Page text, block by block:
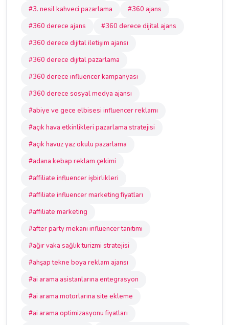
#3. nesil kahveci pazarlama
#360 ajans
#360 derece ajans
#360 derece dijital ajans
#360 derece dijital iletişim ajansı
#360 derece dijital pazarlama
#360 derece influencer kampanyası
#360 derece sosyal medya ajansı
#abiye ve gece elbisesi influencer reklamı
#açık hava etkinlikleri pazarlama stratejisi
#açık havuz yaz okulu pazarlama
#adana kebap reklam çekimi
#affiliate influencer işbirlikleri
#affiliate influencer marketing fiyatları
#affiliate marketing
#after party mekanı influencer tanıtımı
#ağır vaka sağlık turizmi stratejisi
#ahşap tekne boya reklam ajansı
#ai arama asistanlarına entegrasyon
#ai arama motorlarına site ekleme
#ai arama optimizasyonu fiyatları